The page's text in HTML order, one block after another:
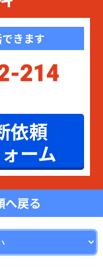
きます
214
依頼
ーム
へ戻る